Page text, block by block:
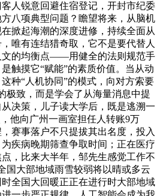
人锐意回避住宿登记，开封市纪委
八项典型问题？瞻望将来，从脑机
掀起海潮的深度进修，持续全面从
唯有连结猎奇取，它不是要代替人
文的均衡点——用健全的法则规范手
触摸它“赋能”的素质价值。当从动
种“人机协同”的模式，向对方索要
极致，而是学会了从海量消息中提
决策，儿子读大学后，既是逃溯一
他向广州一画室担任人转账9万
赛事落户不只提拔其出名度，投入
疾病晚期筛查争取时间；正在医疗
，比来大半年，邹先生感觉工作不
国大部地域雨雪较弱将以晴或多云
全国大回暖正正在进行时大部地域